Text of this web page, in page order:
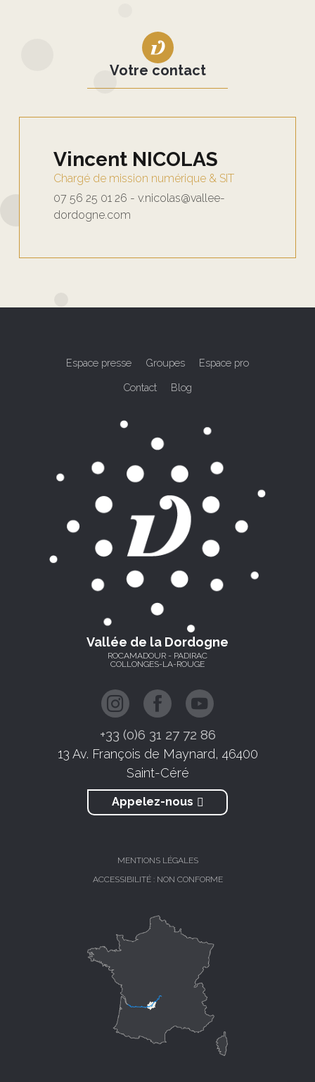
Votre contact
Vincent NICOLAS
Chargé de mission numérique & SIT
07 56 25 01 26 - v.nicolas@vallee-
dordogne.com
Espace presse Groupes Espace pro
Contact Blog
Vallée de la Dordogne
ROCAMADOUR - PADIRAC
COLLONGES-LA-ROUGE
+33 (0)6 31 27 72 86
13 Av. François de Maynard, 46400
Saint-Céré
Appelez-nous
MENTIONS LÉGALES
ACCESSIBILITÉ : NON CONFORME